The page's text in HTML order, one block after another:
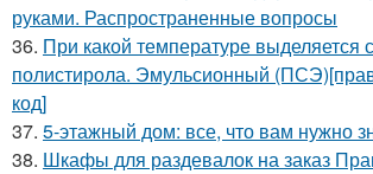
руками. Распространенные вопросы
36. При какой температуре выделяется
полистирола. Эмульсионный
код]
37. 5-этажный дом: все, что вам нужно
38. Шкафы для раздевалок на заказ